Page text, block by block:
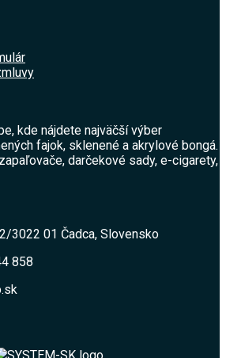
kde nájdete najväčší výber
fajok, sklenené a akrylové bongá.
darčekové sady, e-cigarety,
3022 01 Čadca, Slovensko
858